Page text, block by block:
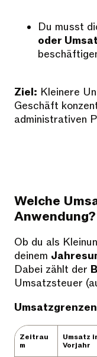
Du musst
oder
Ziel: Kleinere
Geschäft
administrativen
Welche
Anwendung?
Ob du als
deinem
Dabei zählt der
Umsatzsteuer
Zeitrau
m
Umsatz
Vorjahr